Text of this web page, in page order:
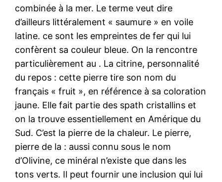
combinée à la mer. Le terme veut dire
d’ailleurs littéralement « saumure » en voile
latine. ce sont les empreintes de fer qui lui
confèrent sa couleur bleue. On la rencontre
particulièrement au . La citrine, personnalité
du repos : cette pierre tire son nom du
français « fruit », en référence à sa coloration
jaune. Elle fait partie des spath cristallins et
on la trouve essentiellement en Amérique du
Sud. C’est la pierre de la chaleur. Le pierre,
pierre de la : aussi connu sous le nom
d’Olivine, ce minéral n’existe que dans les
tons verts. Il peut fournir une inclusion qui lui